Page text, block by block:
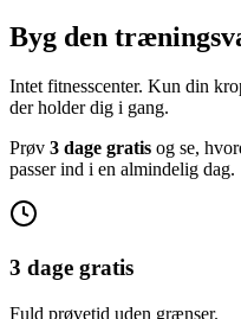
Byg den
Intet fitnesscenter. Kun din
der holder dig i gang.
Prøv 3 dage gratis og se,
passer ind i en almindelig dag.
3 dage gratis
Fuld prøvetid uden grænser.